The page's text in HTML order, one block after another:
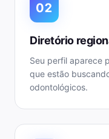
02
Diretório
Seu perfil aparece
que estão
odontológicos.